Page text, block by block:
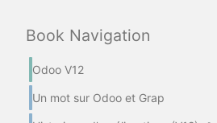
Book Navigation
Odoo V12
Un mot sur Odoo et Grap